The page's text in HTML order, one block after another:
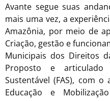
Avante segue suas
mais uma vez, a
Amazônia, por meio de
Criação, gestão e
Municipais dos Direitos
Proposto e articulado
Sustentável (FAS), com
Educação e